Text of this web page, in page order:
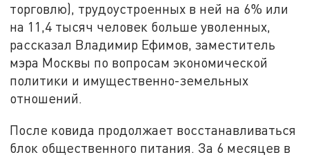
торговлю), трудоустроенных в ней на 6% или
на 11,4 тысяч человек больше уволенных,
рассказал Владимир Ефимов, заместитель
мэра Москвы по вопросам экономической
политики и имущественно-земельных
отношений.
После ковида продолжает восстанавливаться
блок общественного питания. За 6 месяцев в